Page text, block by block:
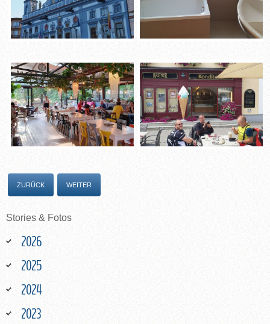
ZURÜCK WEITER
Stories & Fotos
2026
2025
2024
2023